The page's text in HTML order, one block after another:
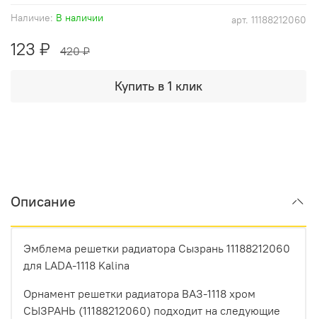
арт. 11188212060
Наличие: В наличии
123 ₽ 420 ₽
Купить в 1 клик
Описание
Эмблема решетки радиатора Сызрань 11188212060
для LADA-1118 Kalina
Орнамент решетки радиатора ВАЗ-1118 хром
СЫЗРАНЬ (11188212060) подходит на следующие